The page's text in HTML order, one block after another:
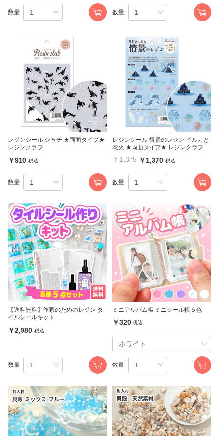
数量 数量
レジンシール シャチ ★両面タイプ★
レジンクラブ
￥910 税込
数量
レジンシール 情景のレジン イルカと
花火 ★両面タイプ★ レジンクラブ
￥1,375 ￥1,370 税込
数量
【送料無料】作家のためのレジン タ
イルシールキット
￥2,980 税込
数量
ミニアルバム帳 ミニシール帳５色
￥320 税込
数量